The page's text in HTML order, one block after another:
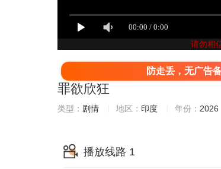
请勿相
防走丢，无广告
罪欲欣狂
类型： 剧情 地区： 印度 年份： 2026
播放线路 1